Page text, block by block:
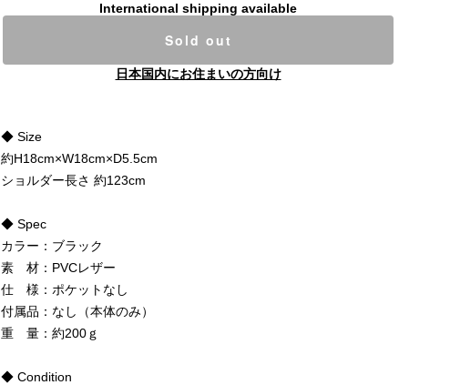
International shipping available
Sold out
日本国内にお住まいの方向け
◆ Size
約H18cm×W18cm×D5.5cm
ショルダー長さ 約123cm
◆ Spec
カラー：ブラック
素 材：PVCレザー
仕 様：ポケットなし
付属品：なし（本体のみ）
重 量：約200ｇ
◆ Condition